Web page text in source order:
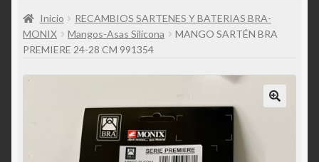
Carrito
Catálogos
Inicio
RECAMBIOS SARTENES Y BATERIAS BRA-
MONIX
Mangos-Asas Silicona
MANGO SARTÉN BRA
PREMIERE 24-28 CM 991354